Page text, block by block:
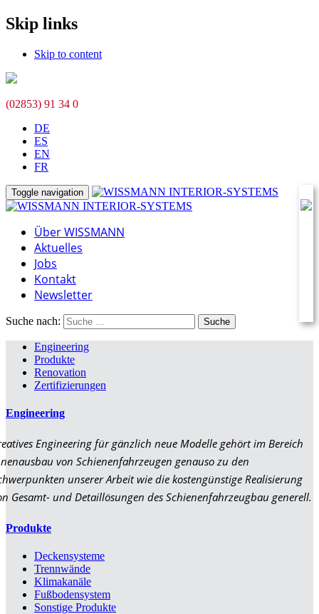
Skip links
Skip to content
(02853) 91 34 0
DE
ES
EN
FR
Toggle navigation
Über WISSMANN
Aktuelles
Jobs
Kontakt
Newsletter
Suche nach:
Engineering
Produkte
Renovation
Zertifizierungen
Engineering
Engineering für gänzlich neue Modelle gehört im Bereich
von Schienenfahrzeugen genauso zu den
unserer Arbeit wie die kostengünstige Realisierung
Gesamt- und Detaillösungen des Schienenfahrzeugbau generell.
Produkte
Deckensysteme
Trennwände
Klimakanäle
Fußbodensystem
Sonstige Produkte